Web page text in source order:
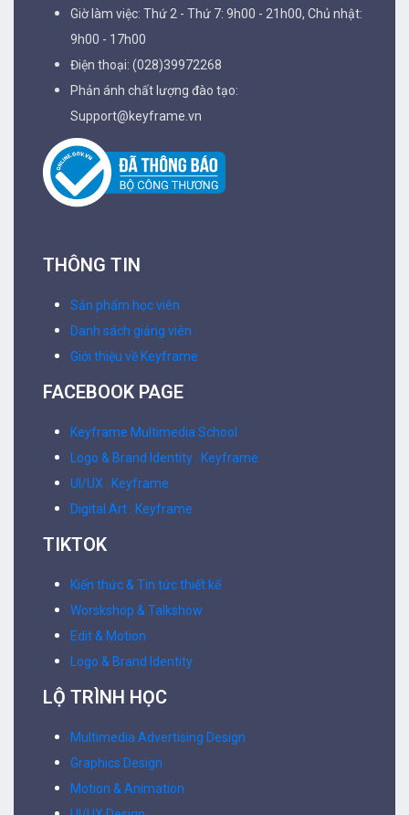
Giờ làm việc: Thứ 2 - Thứ 7: 9h00 - 21h00, Chủ nhật:
9h00 - 17h00
Điện thoại: (028)39972268
Phản ánh chất lượng đào tạo:
Support@keyframe.vn
THÔNG TIN
Sản phẩm học viên
Danh sách giảng viên
Giới thiệu về Keyframe
FACEBOOK PAGE
Keyframe Multimedia School
Logo & Brand Identity . Keyframe
UI/UX . Keyframe
Digital Art . Keyframe
TIKTOK
Kiến thức & Tin tức thiết kế
Worskshop & Talkshow
Edit & Motion
Logo & Brand Identity
LỘ TRÌNH HỌC
Multimedia Advertising Design
Graphics Design
Motion & Animation